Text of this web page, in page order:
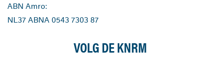
ABN Amro:
NL37 ABNA 0543 7303 87
VOLG DE KNRM